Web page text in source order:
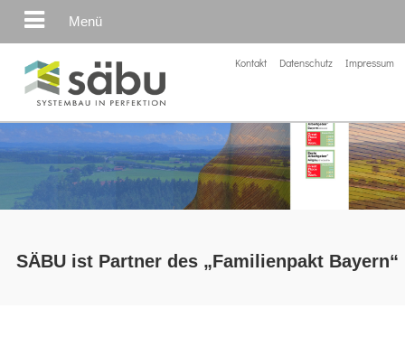
Kontakt Datenschutz Impressum
SÄBU ist Partner des „Familienpakt Bayern“
Menü